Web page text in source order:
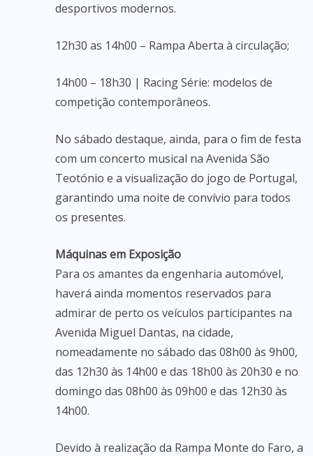
desportivos modernos.
12h30 as 14h00 – Rampa Aberta à circulação;
14h00 – 18h30 | Racing Série: modelos de
competição contemporâneos.
No sábado destaque, ainda, para o fim de festa
com um concerto musical na Avenida São
Teotónio e a visualização do jogo de Portugal,
garantindo uma noite de convívio para todos
os presentes.
Máquinas em Exposição
Para os amantes da engenharia automóvel,
haverá ainda momentos reservados para
admirar de perto os veículos participantes na
Avenida Miguel Dantas, na cidade,
nomeadamente no sábado das 08h00 às 9h00,
das 12h30 às 14h00 e das 18h00 às 20h30 e no
domingo das 08h00 às 09h00 e das 12h30 às
14h00.
Devido à realização da Rampa Monte do Faro, a